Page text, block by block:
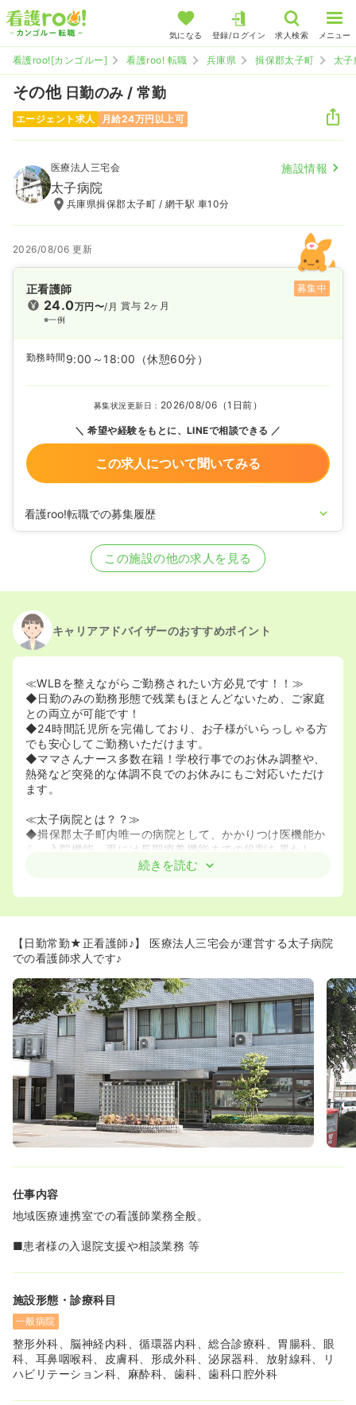
気になる 登録/ログイン 求人検索 メニュー
看護roo![カンゴルー] 看護roo! 転職 兵庫県 揖保郡太子町 太子
その他日勤のみ / 常勤
エージェント求人 月給24万円以上可
医療法人三宅会 施設情報
太子病院
兵庫県揖保郡太子町 / 網干駅 車10分
2026/08/06 更新
正看護師 募集中
24.0万円〜/月
※一例
賞与 2ヶ月
勤務時間 9:00～18:00 （休憩60分）
募集状況更新日： 2026/08/06（1日前）
希望や経験をもとに、LINEで相談できる
この求人について聞いてみる
看護roo!転職での募集履歴
この施設の他の求人を見る
キャリアアドバイザーのおすすめポイント
≪WLBを整えながらご勤務されたい方必見です！！≫
◆日勤のみの勤務形態で残業もほとんどないため、ご家庭
との両立が可能です！
◆24時間託児所を完備しており、お子様がいらっしゃる方
でも安心してご勤務いただけます。
◆ママさんナース多数在籍！学校行事でのお休み調整や、
熱発など突発的な体調不良でのお休みにもご対応いただけ
ます。
≪太子病院とは？？≫
◆揖保郡太子町内唯一の病院として、かかりつけ医機能か
ら、入院機能、更には長期療養機能までの役割を果たし、
地域医療への貢献を目指しております。
続きを読む
【日勤常勤★正看護師♪】 医療法人三宅会が運営する太子病院
での看護師求人です♪
仕事内容
地域医療連携室での看護師業務全般。
■患者様の入退院支援や相談業務 等
施設形態・診療科目
一般病院
整形外科、脳神経内科、循環器内科、総合診療科、胃腸科、眼
科、耳鼻咽喉科、皮膚科、形成外科、泌尿器科、放射線科、リ
ハビリテーション科、麻酔科、歯科、歯科口腔外科